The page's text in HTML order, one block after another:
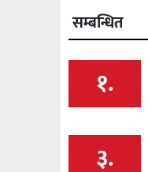
सम्बन्धित
१.
३.